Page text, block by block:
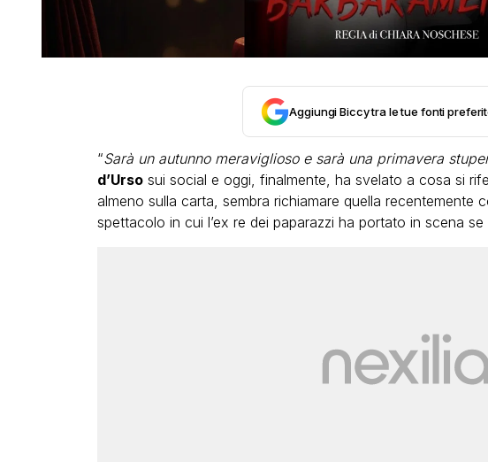
Aggiungi Biccy tra le tue fonti
“Sarà un autunno meraviglioso e sarà una primavera
d’Ursosui social e oggi, finalmente, ha svelato a cosa si
almeno sulla carta, sembra richiamare quella recentemente
spettacolo in cui l’ex re dei paparazzi ha portato in scena
FABIANO MINACCI